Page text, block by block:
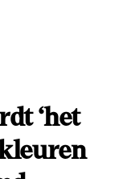
‘het